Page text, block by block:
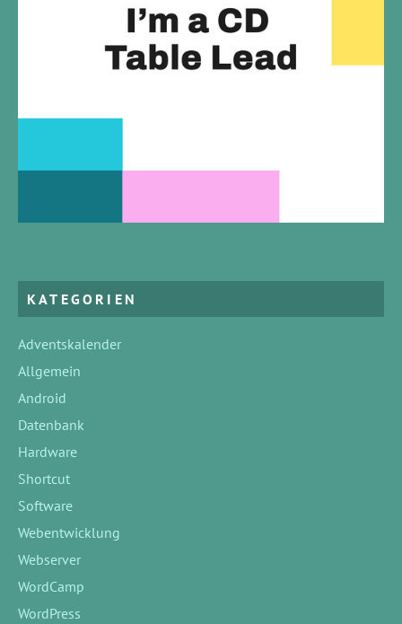
KATEGORIEN
Adventskalender
Allgemein
Android
Datenbank
Hardware
Shortcut
Software
Webentwicklung
Webserver
WordCamp
WordPress